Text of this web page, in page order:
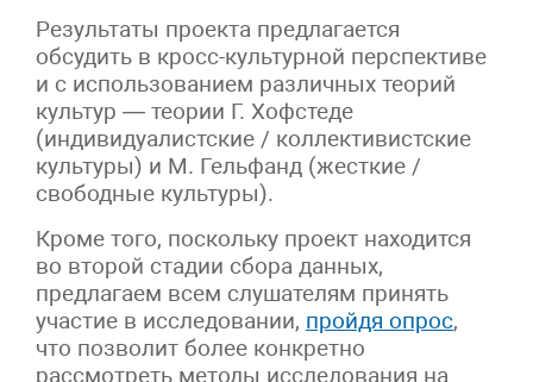
Результаты проекта предлагается
обсудить в кросс-культурной перспективе
и с использованием различных теорий
культур — теории Г. Хофстеде
(индивидуалистские / коллективистские
культуры) и М. Гельфанд (жесткие /
свободные культуры).
Кроме того, поскольку проект находится
во второй стадии сбора данных,
предлагаем всем слушателям принять
участие в исследовании, пройдя опрос,
что позволит более конкретно
рассмотреть методы исследования на